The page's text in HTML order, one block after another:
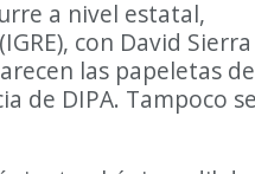
a nivel estatal,
con David Sierra
las papeletas
de DIPA. Tampoco se